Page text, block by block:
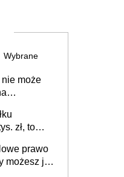
Wybrane
może
zł, to
prawo
możesz je